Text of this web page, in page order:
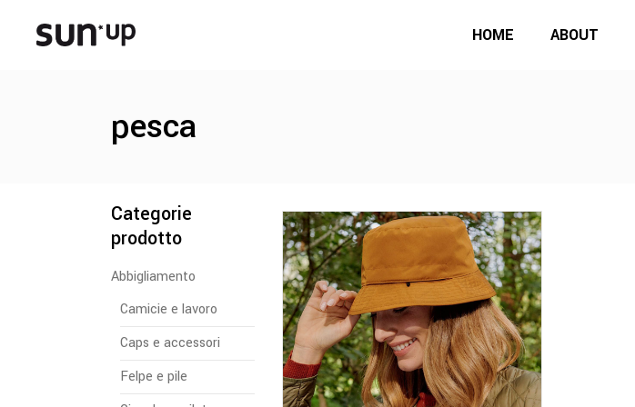
HOME ABOUT
pesca
Questo
prodotto
ha
Categorie
prodotto
Abbigliamento
Camicie e lavoro
Caps e accessori
Felpe e pile